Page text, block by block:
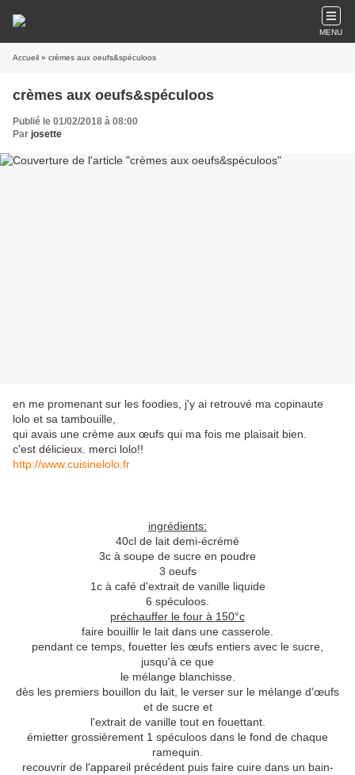
MENU
Accueil » crèmes aux oeufs&spéculoos
crèmes aux oeufs&spéculoos
Publié le 01/02/2018 à 08:00
Par josette
en me promenant sur les foodies, j'y ai retrouvé ma copinaute
lolo et sa tambouille,
qui avais une crème aux œufs qui ma fois me plaisait bien.
c'est délicieux. merci lolo!!
http://www.cuisinelolo.fr
ingrédients:
40cl de lait demi-écrémé
3c à soupe de sucre en poudre
3 oeufs
1c à café d'extrait de vanille liquide
6 spéculoos.
préchauffer le four à 150°c
faire bouillir le lait dans une casserole.
pendant ce temps, fouetter les œufs entiers avec le sucre,
jusqu'à ce que
le mélange blanchisse.
dès les premiers bouillon du lait, le verser sur le mélange d’œufs
et de sucre et
l'extrait de vanille tout en fouettant.
émietter grossièrement 1 spéculoos dans le fond de chaque
ramequin.
recouvrir de l'appareil précédent puis faire cuire dans un bain-